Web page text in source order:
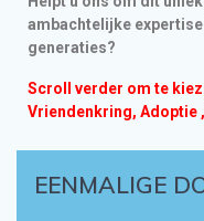
ambachtelijke
generaties?
Scroll verder om te
Vriendenkring, Adoptie
EENMALIGE